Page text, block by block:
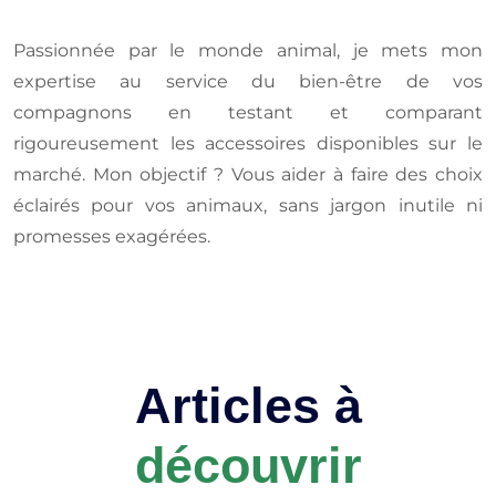
Passionnée par le monde animal, je mets mon
expertise au service du bien-être de vos
compagnons en testant et comparant
rigoureusement les accessoires disponibles sur le
marché. Mon objectif ? Vous aider à faire des choix
éclairés pour vos animaux, sans jargon inutile ni
promesses exagérées.
Articles à
découvrir